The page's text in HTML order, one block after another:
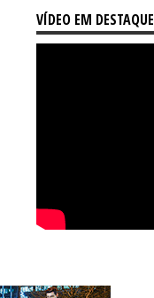
VÍDEO EM DESTAQUE